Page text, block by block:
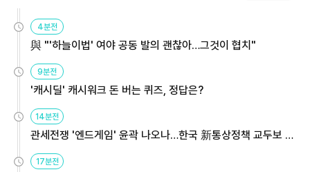
4분전
與 "'하늘이법' 여야 공동 발의 괜찮아…그것이 협치"
9분전
'캐시딜' 캐시워크 돈 버는 퀴즈, 정답은?
14분전
관세전쟁 '엔드게임' 윤곽 나오나…한국 新통상정책 교두보 활
17분전